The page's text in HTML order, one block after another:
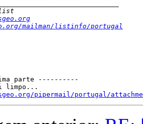
mailman/listinfo/portugal
parte ----------
limpo...
pipermail/portugal/